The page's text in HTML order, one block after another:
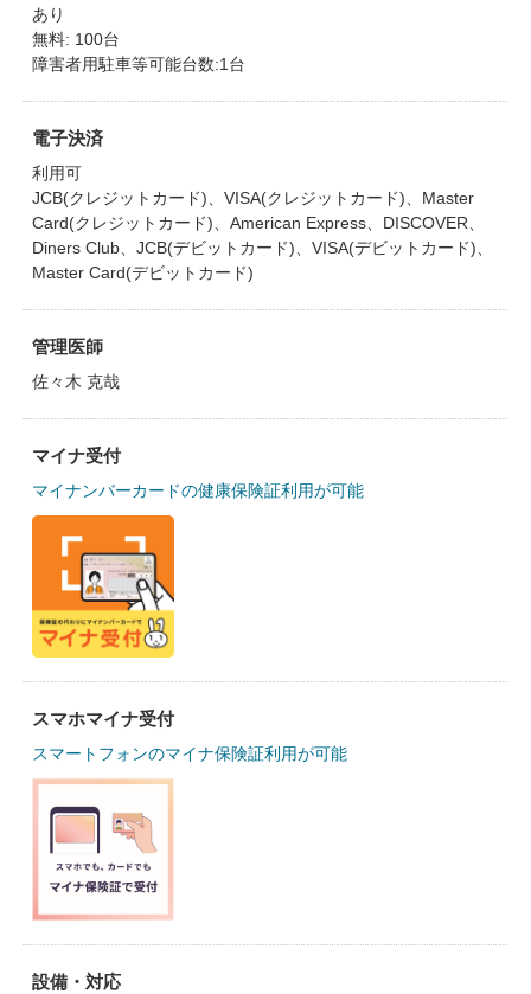
あり
無料: 100台
障害者用駐車等可能台数:1台
電子決済
利用可
JCB(クレジットカード)、VISA(クレジットカード)、Master
Card(クレジットカード)、American Express、DISCOVER、
Diners Club、JCB(デビットカード)、VISA(デビットカード)、
Master Card(デビットカード)
管理医師
佐々木 克哉
マイナ受付
マイナンバーカードの健康保険証利用が可能
スマホマイナ受付
スマートフォンのマイナ保険証利用が可能
設備・対応